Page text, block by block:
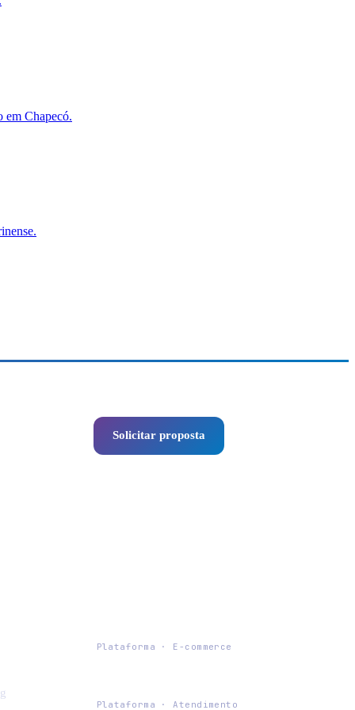
em Chapecó.
Solicitar proposta
Plataforma · E-commerce
Plataforma · Atendimento